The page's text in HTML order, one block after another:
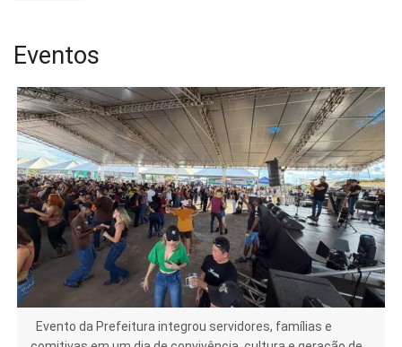
Eventos
Evento da Prefeitura integrou servidores, famílias e